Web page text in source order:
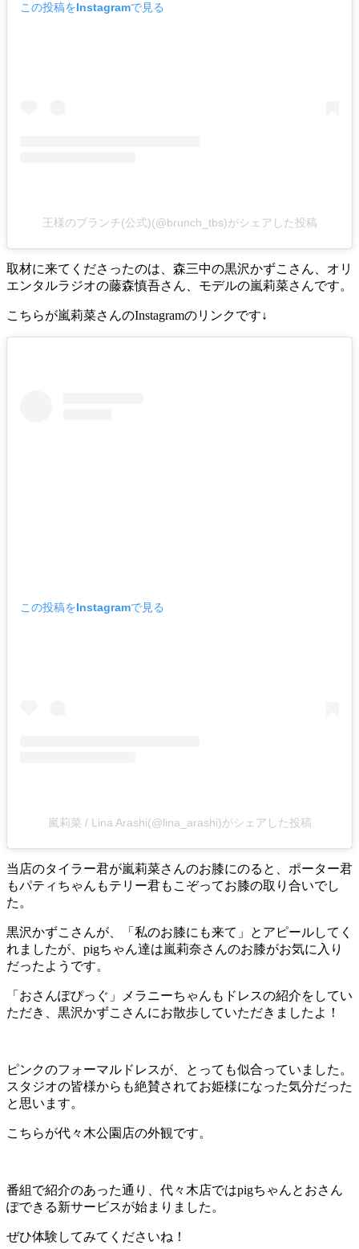
この投稿をInstagramで見る
王様のブランチ(公式)(@brunch_tbs)がシェアした投稿
取材に来てくださったのは、森三中の黒沢かずこさん、オリ
エンタルラジオの藤森慎吾さん、モデルの嵐莉菜さんです。
こちらが嵐莉菜さんのInstagramのリンクです↓
この投稿をInstagramで見る
嵐莉菜 / Lina Arashi(@lina_arashi)がシェアした投稿
当店のタイラー君が嵐莉菜さんのお膝にのると、ポーター君
もパティちゃんもテリー君もこぞってお膝の取り合いでし
た。
黒沢かずこさんが、「私のお膝にも来て」とアピールしてく
れましたが、pigちゃん達は嵐莉奈さんのお膝がお気に入り
だったようです。
「おさんぽぴっぐ」メラニーちゃんもドレスの紹介をしてい
ただき、黒沢かずこさんにお散歩していただきましたよ！
ピンクのフォーマルドレスが、とっても似合っていました。
スタジオの皆様からも絶賛されてお姫様になった気分だった
と思います。
こちらが代々木公園店の外観です。
番組で紹介のあった通り、代々木店ではpigちゃんとおさん
ぽできる新サービスが始まりました。
ぜひ体験してみてくださいね！